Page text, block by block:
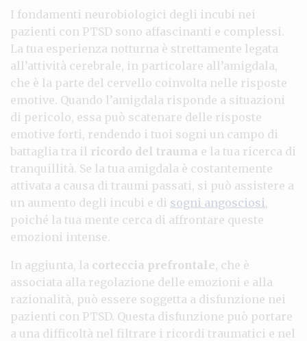
I fondamenti neurobiologici degli incubi nei
pazienti con PTSD sono affascinanti e complessi.
La tua esperienza notturna è strettamente legata
all’attività cerebrale, in particolare all’amigdala,
che è la parte del cervello coinvolta nelle risposte
emotive. Quando l’amigdala risponde a situazioni
di pericolo, essa può scatenare delle risposte
emotive forti, rendendo i tuoi sogni un campo di
battaglia tra il ricordo del trauma e la tua ricerca di
tranquillità. Se la tua amigdala è costantemente
attivata a causa di traumi passati, si può assistere a
un aumento degli incubi e di sogni angosciosi,
poiché la tua mente cerca di affrontare queste
emozioni intense.
In aggiunta, la corteccia prefrontale, che è
associata alla regolazione delle emozioni e alla
razionalità, può essere soggetta a disfunzione nei
pazienti con PTSD. Questa disfunzione può portare
a una difficoltà nel filtrare i ricordi traumatici e nel